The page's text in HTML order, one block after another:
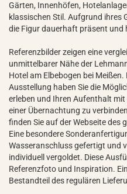
Gärten, Innenhöfen,
klassischen Stil. Aufgrund ihres
die Figur dauerhaft präsent und
Referenzbilder zeigen eine
unmittelbarer Nähe der
Hotel am Elbebogen bei
Ausstellung haben Sie die
erleben und Ihren Aufenthalt
einer Übernachtung zu
finden Sie auf der Webseite des
Eine besondere
Wasseranschluss gefertigt und
individuell vergoldet. Diese
Referenzfoto und Inspiration.
Bestandteil des regulären